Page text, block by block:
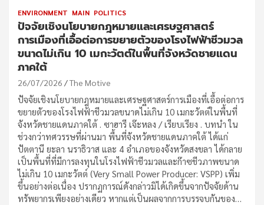
ENVIRONMENT MAIN POLITICS
ปัจจัยเชิงนโยบายกฎหมายและเศรษฐศาสตร์
การเมืองที่เอื้อต่อการขยายตัวของโรงไฟฟ้าชีวมวล
ขนาดไม่เกิน 10 เมกะวัตต์ในพื้นที่จังหวัดชายแดน
ภาคใต้
26/07/2026 The Motive
ปัจจัยเชิงนโยบายกฎหมายและเศรษฐศาสตร์การเมืองที่เอื้อต่อการ
ขยายตัวของโรงไฟฟ้าชีวมวลขนาดไม่เกิน 10 เมกะวัตต์ในพื้นที่
จังหวัดชายแดนภาคใต้ . ซาฮารี เจ๊ะหลง / เรียบเรียง . บทนำ ใน
ช่วงกว่าทศวรรษที่ผ่านมา พื้นที่จังหวัดชายแดนภาคใต้ ได้แก่
ปัตตานี ยะลา นราธิวาส และ 4 อำเภอของจังหวัดสงขลา ได้กลาย
เป็นพื้นที่ที่มีการลงทุนในโรงไฟฟ้าชีวมวลและก๊าซชีวภาพขนาด
ไม่เกิน 10 เมกะวัตต์ (Very Small Power Producer: VSPP) เพิ่ม
ขึ้นอย่างต่อเนื่อง ปรากฏการณ์ดังกล่าวมิได้เกิดขึ้นจากปัจจัยด้าน
ทรัพยากรเพียงอย่างเดียว หากแต่เป็นผลจากการบรรจบกันของ…